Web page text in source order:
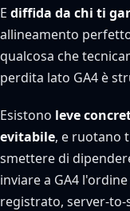
E diffida da chi ti
allineamento
qualcosa che
perdita lato GA4 è
Esistono leve
evitabile, e ruotano
smettere di
inviare a GA4
registrato, server-to-